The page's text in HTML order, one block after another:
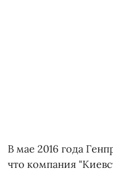
В мае 2016 года
что компания